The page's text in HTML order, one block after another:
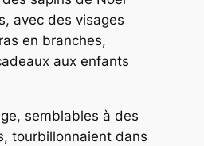
avec des visages
en branches,
aux enfants
semblables à des
tourbillonnaient dans